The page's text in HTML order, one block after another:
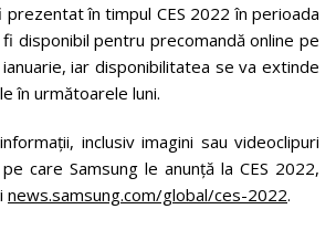
în timpul CES 2022 în perioada
disponibil pentru precomandă online pe
iar disponibilitatea se va extinde
în următoarele luni.
inclusiv imagini sau videoclipuri
care Samsung le anunță la CES 2022,
news.samsung.com/global/ces-2022.